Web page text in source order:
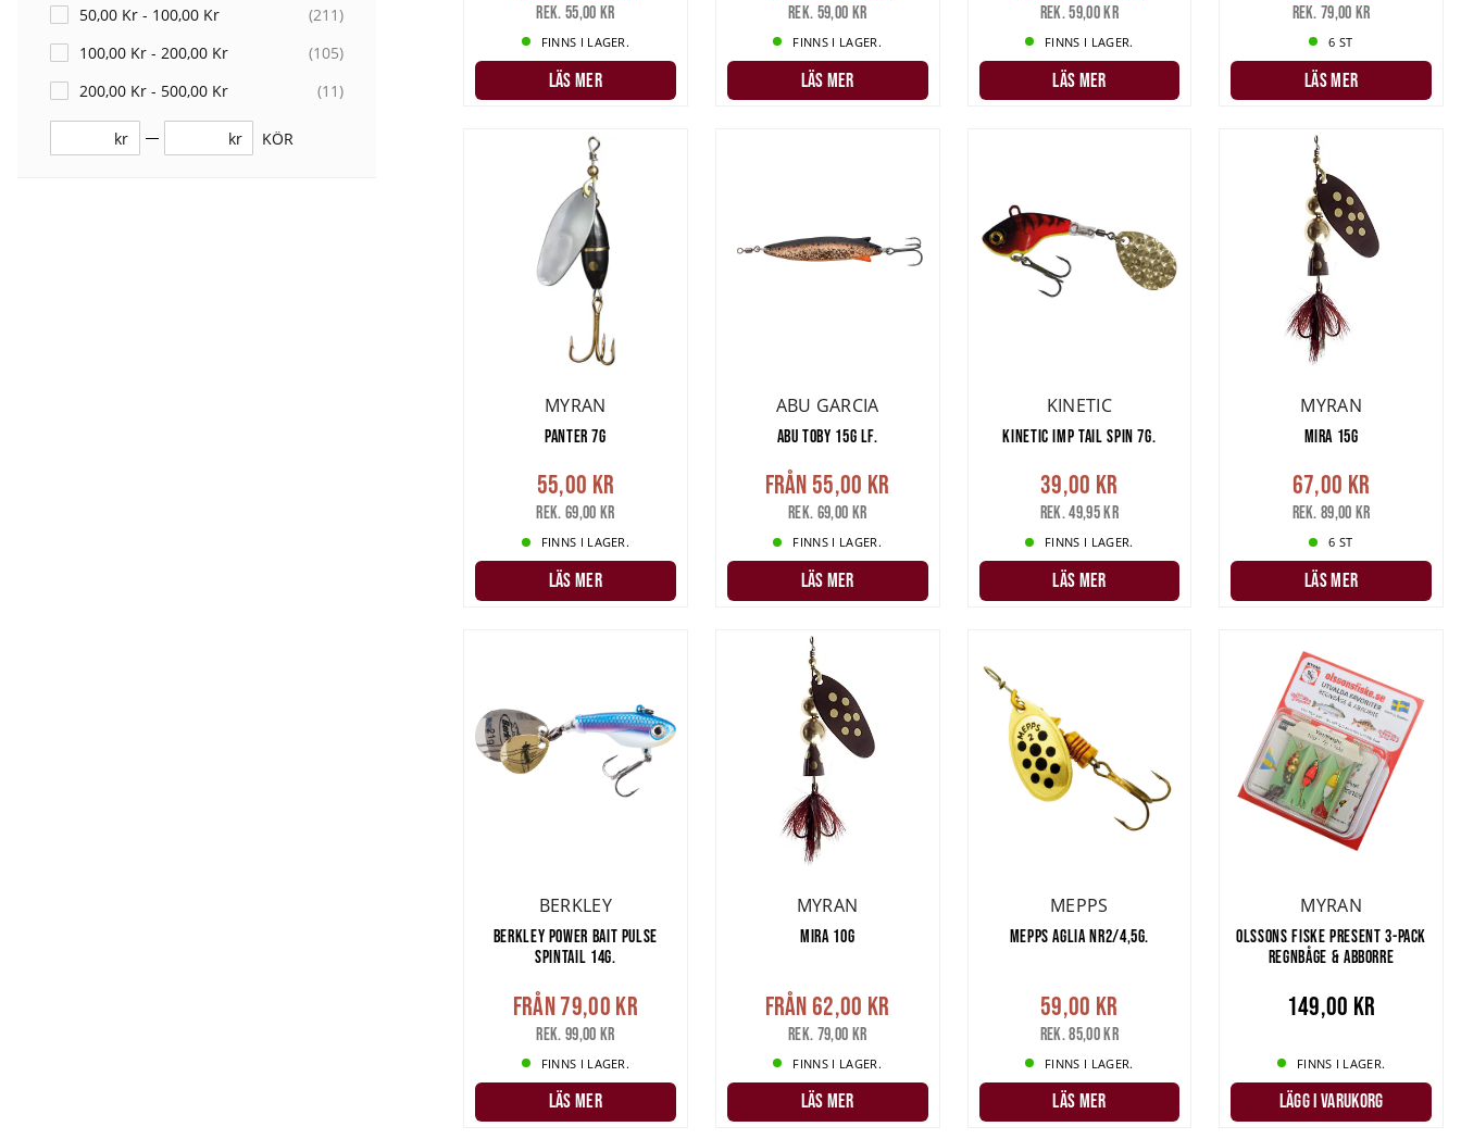
50,00 Kr - 100,00 Kr
(211)
100,00 Kr - 200,00 Kr
(105)
200,00 Kr - 500,00 Kr
(11)
kr kr KÖR
Rek. 55,00 kr
FINNS I LAGER.
LÄS MER
Rek. 59,00 kr
FINNS I LAGER.
LÄS MER
Rek. 59,00 kr
FINNS I LAGER.
LÄS MER
Rek. 79,00 kr
6 ST
LÄS MER
MYRAN
PANTER 7G
55,00 kr
Rek. 69,00 kr
FINNS I LAGER.
LÄS MER
ABU GARCIA
ABU TOBY 15G LF.
Från 55,00 kr
Rek. 69,00 kr
FINNS I LAGER.
LÄS MER
KINETIC
KINETIC IMP TAIL SPIN 7G.
39,00 kr
Rek. 49,95 kr
FINNS I LAGER.
LÄS MER
MYRAN
MIRA 15G
67,00 kr
Rek. 89,00 kr
6 ST
LÄS MER
BERKLEY
BERKLEY POWER BAIT PULSE
SPINTAIL 14G.
Från79,00 kr
Rek. 99,00 kr
FINNS I LAGER.
LÄS MER
MYRAN
MIRA 10G
Från62,00 kr
Rek. 79,00 kr
FINNS I LAGER.
LÄS MER
MEPPS
MEPPS AGLIA NR2/4,5G.
59,00 kr
Rek. 85,00 kr
FINNS I LAGER.
LÄS MER
MYRAN
OLSSONS FISKE PRESENT 3-PACK
REGNBÅGE & ABBORRE
149,00 kr
FINNS I LAGER.
LÄGG I VARUKORG